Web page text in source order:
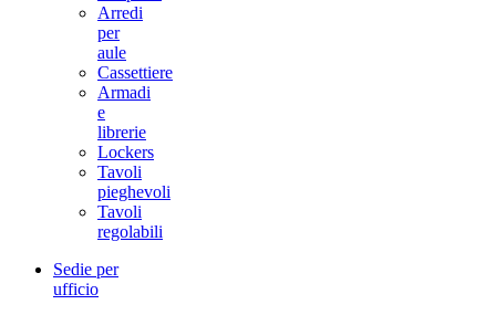
Arredi
per
aule
Cassettiere
Armadi
e
librerie
Lockers
Tavoli
pieghevoli
Tavoli
regolabili
Sedie per
ufficio